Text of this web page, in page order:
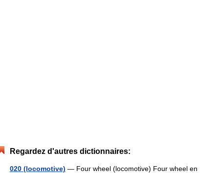
Regardez d'autres dictionnaires:
020 (locomotive) — Four wheel (locomotive) Four wheel en